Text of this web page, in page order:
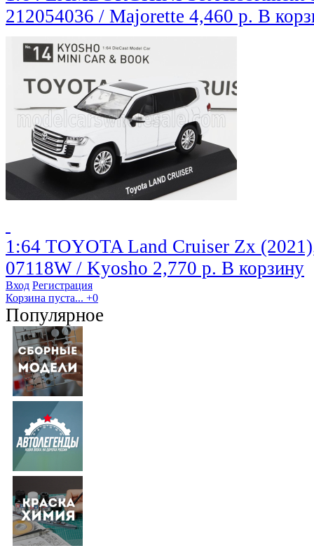
212054036 / Majorette 4,460 р. В
1:64 TOYOTA Land Cruiser Zx
07118W / Kyosho 2,770 р. В корзину
Вход Регистрация
Корзина пуста... +0
Популярное